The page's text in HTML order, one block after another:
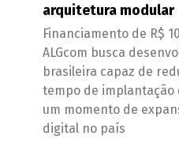
arquitetura modular
Financiamento de R$
ALGcom busca
brasileira capaz de
tempo de implantação
um momento de
digital no país